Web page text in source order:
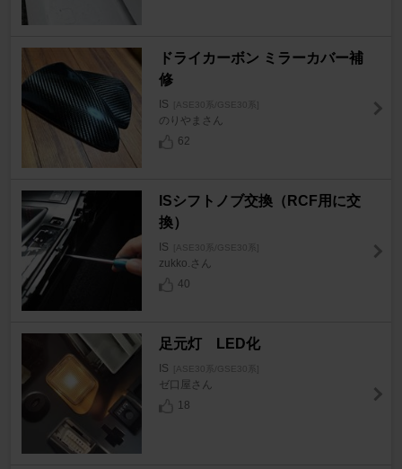
ドライカーボン ミラーカバー補
修
IS [ASE30系/GSE30系]
のりやまさん
62
ISシフトノブ交換（RCF用に交
換）
IS [ASE30系/GSE30系]
zukko.さん
40
足元灯 LED化
IS [ASE30系/GSE30系]
ゼ口屋さん
18